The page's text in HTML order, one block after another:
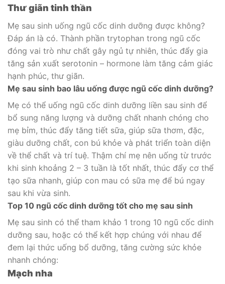
Thư giãn tinh thần
Mẹ sau sinh uống ngũ cốc dinh dưỡng được không?
Đáp án là có. Thành phần trytophan trong ngũ cốc
đóng vai trò như chất gây ngủ tự nhiên, thúc đẩy gia
tăng sản xuất serotonin – hormone làm tăng cảm giác
hạnh phúc, thư giãn.
Mẹ sau sinh bao lâu uống được ngũ cốc dinh dưỡng?
Mẹ có thể uống ngũ cốc dinh dưỡng liền sau sinh để
bổ sung năng lượng và dưỡng chất nhanh chóng cho
mẹ bỉm, thúc đẩy tăng tiết sữa, giúp sữa thơm, đặc,
giàu dưỡng chất, con bú khỏe và phát triển toàn diện
về thể chất và trí tuệ. Thậm chí mẹ nên uống từ trước
khi sinh khoảng 2 – 3 tuần là tốt nhất, thúc đẩy cơ thể
tạo sữa nhanh, giúp con mau có sữa mẹ để bú ngay
sau khi vừa sinh.
Top 10 ngũ cốc dinh dưỡng tốt cho mẹ sau sinh
Mẹ sau sinh có thể tham khảo 1 trong 10 ngũ cốc dinh
dưỡng sau, hoặc có thể kết hợp chúng với nhau để
đem lại thức uống bổ dưỡng, tăng cường sức khỏe
nhanh chóng:
Mạch nha